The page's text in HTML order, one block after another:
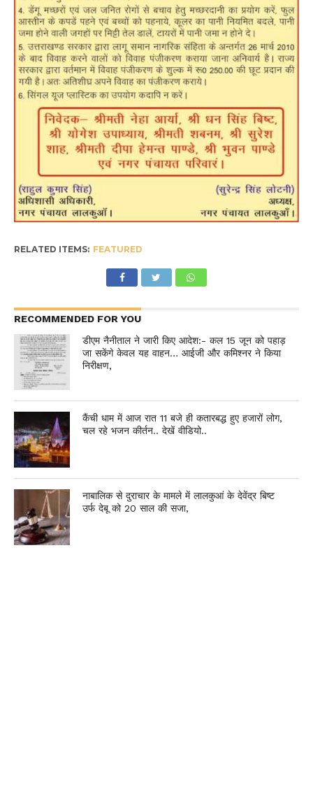
RELATED ITEMS: FEATURED
RECOMMENDED FOR YOU
डीएम नैनीताल ने जारी किए आदेश:- कल 15 जून को पहाड़
जा सकेंगे केवल यह वाहन… आईजी और कमिश्नर ने किया
निरीक्षण,
कैंची धाम में आज रात 11 बजे ही कतारबद्ध हुए हजारों लोग,
चल रहे भजन कीर्तन.. देखें वीडियो..
नाबालिक से दुराचार के मामले में लालकुआं के देवेंद्र बिष्ट
उर्फ देबू को 20 साल की सजा,